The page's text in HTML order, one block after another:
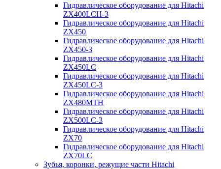
Гидравлическое оборудование для Hitachi
ZX400LCH-3
Гидравлическое оборудование для Hitachi
ZX450
Гидравлическое оборудование для Hitachi
ZX450-3
Гидравлическое оборудование для Hitachi
ZX450LC
Гидравлическое оборудование для Hitachi
ZX450LC-3
Гидравлическое оборудование для Hitachi
ZX480MTH
Гидравлическое оборудование для Hitachi
ZX500LC-3
Гидравлическое оборудование для Hitachi
ZX70
Гидравлическое оборудование для Hitachi
ZX70LC
Зубья, коронки, режущие части Hitachi